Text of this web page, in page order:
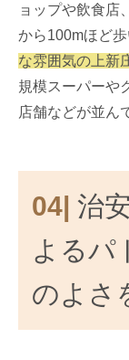
ョップや飲食店
から100mほど歩
な雰囲気の上新
規模スーパーや
店舗などが並ん
04| 治
よるパ
のよさ